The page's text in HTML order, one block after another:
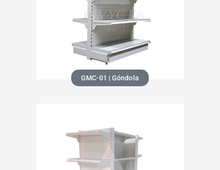
GMC-01 | Góndola